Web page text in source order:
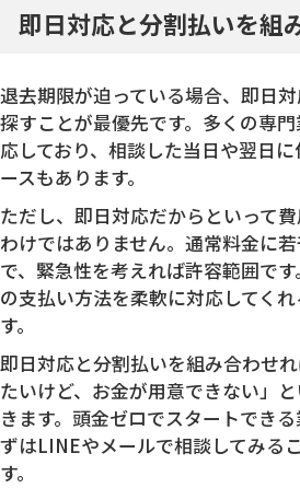
即日対応と分割払いを組
退去期限が迫っている場合、即日
探すことが最優先です。多くの専
応しており、相談した当日や翌日
ースもあります。
ただし、即日対応だからといって
わけではありません。通常料金に
で、緊急性を考えれば許容範囲で
の支払い方法を柔軟に対応してく
す。
即日対応と分割払いを組み合わせ
たいけど、お金が用意できない」
きます。頭金ゼロでスタートでき
ずはLINEやメールで相談してみる
す。